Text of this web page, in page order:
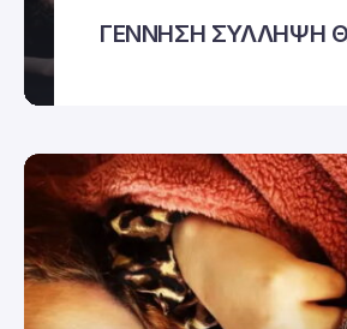
ΓΕΝΝΗΣΗ ΣΥΛΛΗΨΗ